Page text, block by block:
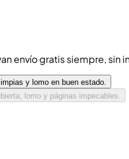
envío gratis siempre, sin
y lomo en buen estado.
lomo y páginas impecables.